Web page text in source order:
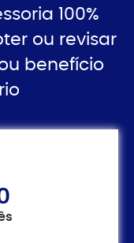
100%
ou revisar
benefício